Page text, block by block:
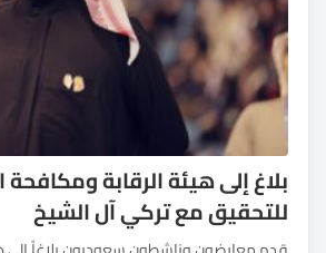
بلاغ إلى هيئة الرقابة
للتحقيق مع تركي آل الشيخ